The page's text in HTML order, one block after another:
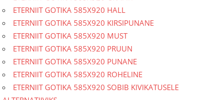
ETERNIIT GOTIKA 585X920 HALL
ETERNIIT GOTIKA 585X920 KIRSIPUNANE
ETERNIIT GOTIKA 585X920 MUST
ETERNIIT GOTIKA 585X920 PRUUN
ETERNIIT GOTIKA 585X920 PUNANE
ETERNIIT GOTIKA 585X920 ROHELINE
ETERNIIT GOTIKA 585X920 SOBIB KIVIKATUSELE